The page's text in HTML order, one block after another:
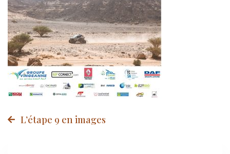
Post
L’étape 9 en images